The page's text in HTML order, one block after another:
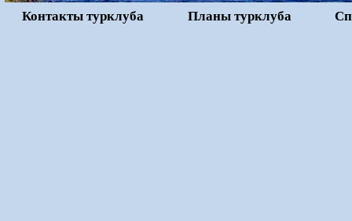
Контакты турклуба Планы турклуба